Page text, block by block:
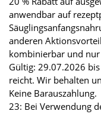
anwendbar auf
anderen
kombinierbar und
Gültig: 29.07.2026
reicht. Wir behalten
Keine Barauszahlung.
23: Bei Verwendung